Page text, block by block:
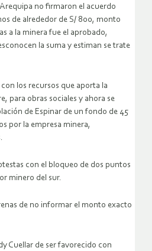
no firmaron el acuerdo
de alrededor de S/ 800, monto
a la minera fue el aprobado,
la suma y estiman se trate
los recursos que aporta la
para obras sociales y ahora se
de Espinar de un fondo de 45
por la empresa minera,
con el bloqueo de dos puntos
minero del sur.
de no informar el monto exacto
Cuellar de ser favorecido con